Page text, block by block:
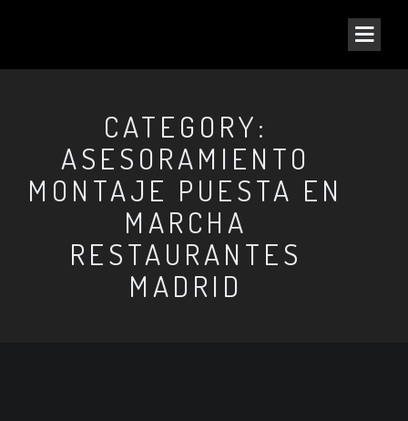
CATEGORY:
ASESORAMIENTO
MONTAJE PUESTA EN
MARCHA
RESTAURANTES
MADRID